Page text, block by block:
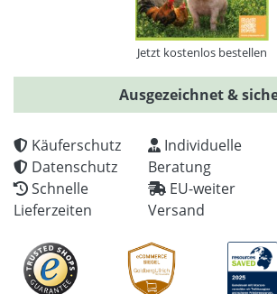
Jetzt kostenlos bestellen
Ausgezeichnet &
Käuferschutz
Datenschutz
Schnelle
Lieferzeiten
Individuelle
Beratung
EU-weiter
Versand